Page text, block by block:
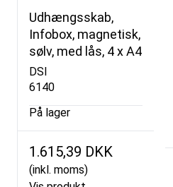
Udhængsskab,
Infobox, magnetisk,
sølv, med lås, 4 x A4
DSI
6140
På lager
1.615,39 DKK
(inkl. moms)